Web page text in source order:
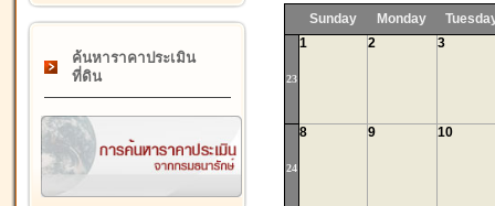
ค้นหาราคาประเมิน
ที่ดิน
Sunday Monday
23
1 2 3
24
8 9 10